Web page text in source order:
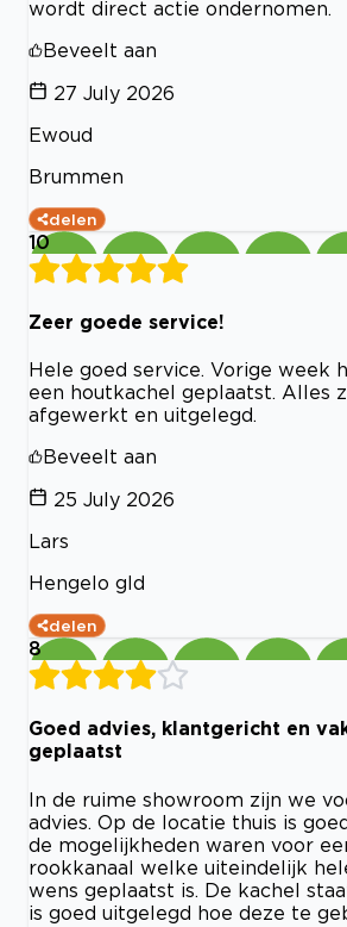
wordt direct actie ondernomen.
Beveelt aan
27 July 2026
Ewoud
Brummen
delen
10
Zeer goede service!
Hele goed service. Vorige week
een houtkachel geplaatst. Alles
afgewerkt en uitgelegd.
Beveelt aan
25 July 2026
Lars
Hengelo gld
delen
8
Goed advies, klantgericht en
geplaatst
In de ruime showroom zijn we
advies. Op de locatie thuis is
de mogelijkheden waren voor
rookkanaal welke uiteindelijk
wens geplaatst is. De kachel
is goed uitgelegd hoe deze te